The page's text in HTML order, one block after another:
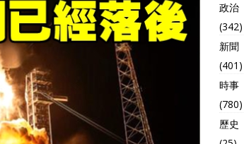
政治
(342)
新聞
(401)
時事
(780)
歷史